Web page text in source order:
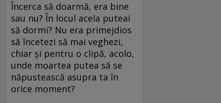
Încerca să doarmă, era bine
sau nu? În locul acela puteai
să dormi? Nu era primejdios
să încetezi să mai veghezi,
chiar şi pentru o clipă, acolo,
unde moartea putea să se
năpustească asupra ta în
orice moment?